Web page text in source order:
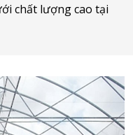
chất lượng cao tại